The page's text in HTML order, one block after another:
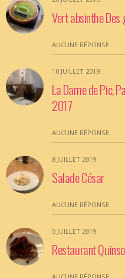
Vert absinthe
AUCUNE RÉPONSE
10 JUILLET 2019
La Dame de Pic,
2017
AUCUNE RÉPONSE
8 JUILLET 2019
Salade César
AUCUNE RÉPONSE
5 JUILLET 2019
Restaurant